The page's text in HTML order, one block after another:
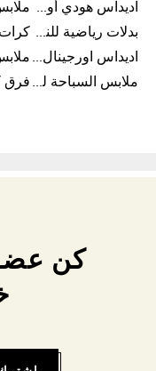
اديداس هودي أورجينال للنساء
بدلات رياضية للنساء
اديداس اورجينال ملابس
ملابس السباحة للرجال
كن